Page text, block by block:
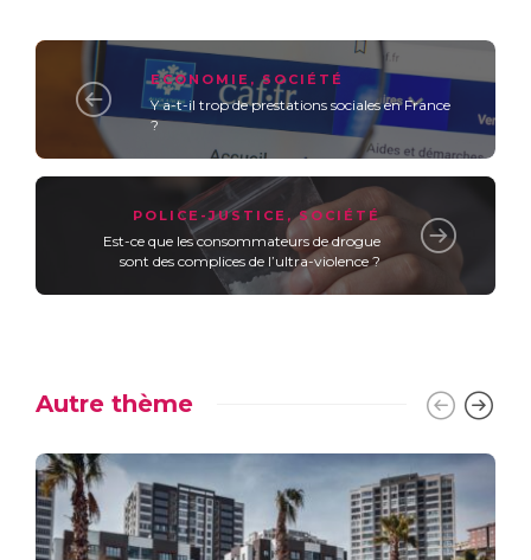
ECONOMIE ,SOCIÉTÉ
Y a-t-il trop de prestations sociales en France
?
POLICE-JUSTICE ,SOCIÉTÉ
Est-ce que les consommateurs de drogue
sont des complices de l’ultra-violence ?
Autre thème